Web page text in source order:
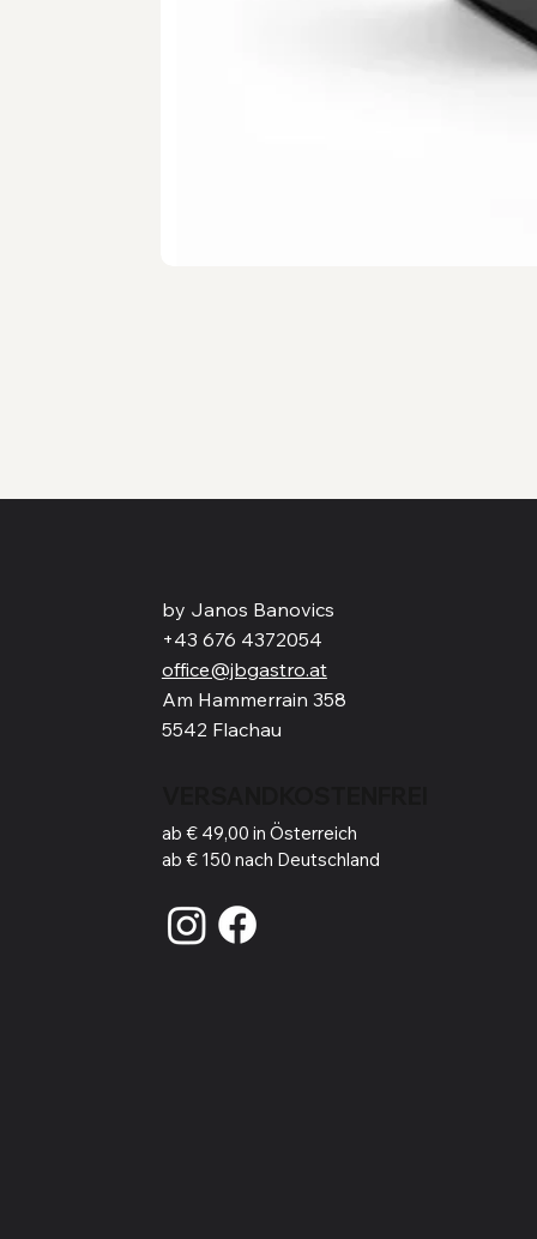
by Janos Banovics
+43 676 4372054
office@jbgastro.at
Am Hammerrain 358
5542 Flachau
ab € 49,00 in Österreich
ab € 150 nach Deutschland